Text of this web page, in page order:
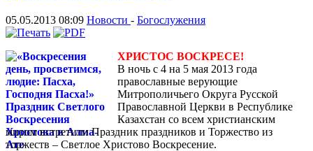
05.05.2013 08:09 Новости - Богослужения
ХРИСТОС ВОСКРЕСЕ!
В ночь с 4 на 5 мая 2013 года
православные верующие
Митрополичьего Округа Русской
Православной Церкви в Республике
Казахстан со всем христианским
миром встретили Праздник праздников и Торжество из
торжеств – Светлое Христово Воскресение.